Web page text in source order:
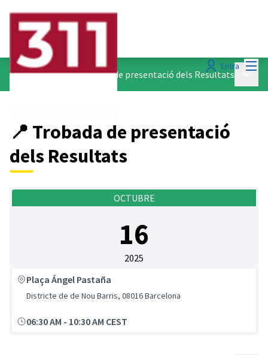
Entra
📍 Trobades/📍 Trobada de presentació dels Resultats
📍 Trobada de presentació
dels Resultats
OCTUBRE
16
2025
Plaça Ángel Pastaña
Districte de de Nou Barris, 08016 Barcelona
06:30 AM - 10:30 AM CEST